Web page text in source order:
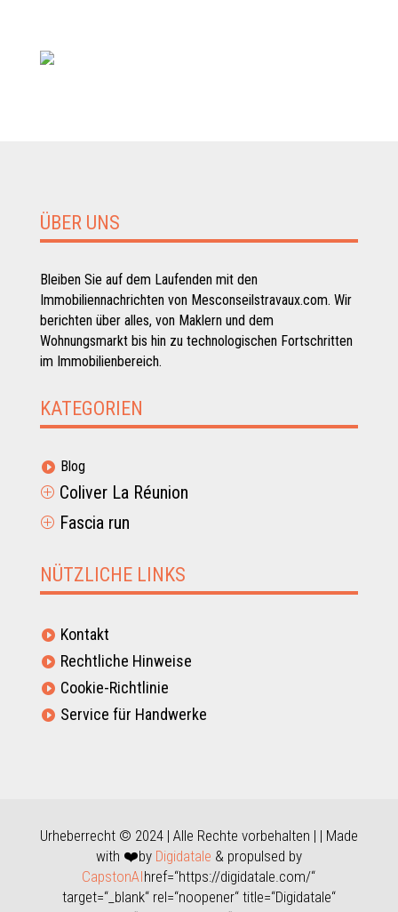
ÜBER UNS
Bleiben Sie auf dem Laufenden mit den
Immobiliennachrichten von Mesconseilstravaux.com. Wir
berichten über alles, von Maklern und dem
Wohnungsmarkt bis hin zu technologischen Fortschritten
im Immobilienbereich.
KATEGORIEN
 Blog
P Coliver La Réunion
P Fascia run
NÜTZLICHE LINKS
 Kontakt
 Rechtliche Hinweise
 Cookie-Richtlinie
 Service für Handwerke
Urheberrecht © 2024 | Alle Rechte vorbehalten | | Made
with ❤️by Digidatale & propulsed by
CapstonAIhref=“https://digidatale.com/“
target=“_blank“ rel=“noopener“ title=“Digidatale“